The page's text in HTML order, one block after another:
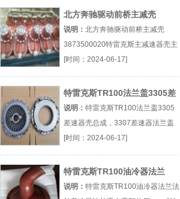
北方奔驰驱动前桥主减壳
3873500020
说明： 北方奔驰驱动前桥主减壳
3873500020特雷克斯主减速器壳主
减速器壳重卡零部件厂（...『特雷克
斯主减速器壳』
[时间：2024-06-17]
特雷克斯TR100法兰盖3305差
速器壳总成，3307差速器
说明： 特雷克斯TR100法兰盖3305
差速器壳总成，3307差速器法兰盖
冷器法兰重卡零部件厂（...『法兰
盖』
[时间：2024-06-17]
特雷克斯TR100油冷器法兰
说明： 特雷克斯TR100油冷器法兰法